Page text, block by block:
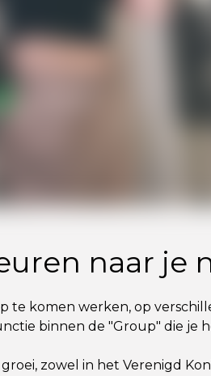
naar je
te komen werken, op
binnen de "Group" die
groei, zowel in het Verenigd